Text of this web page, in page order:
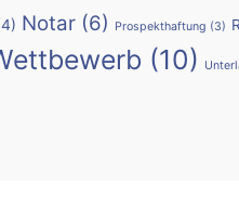
Notar (6) Prospekthaftung (3)
(10)